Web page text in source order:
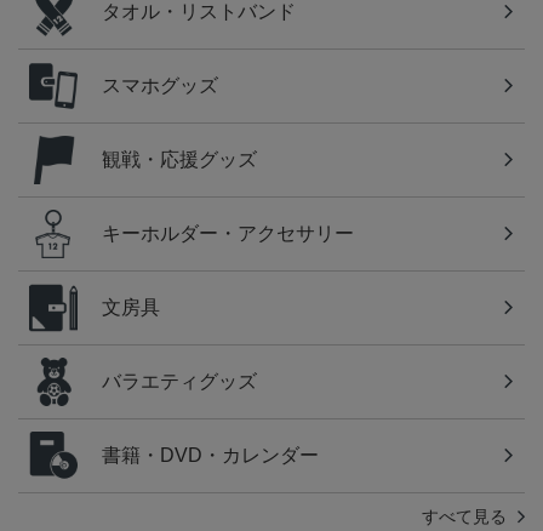
タオル・リストバンド
スマホグッズ
観戦・応援グッズ
キーホルダー・アクセサリー
文房具
バラエティグッズ
書籍・DVD・カレンダー
すべて見る